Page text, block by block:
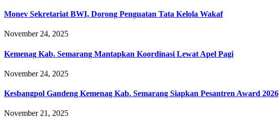
Monev Sekretariat BWI, Dorong Penguatan Tata Kelola Wakaf
November 24, 2025
Kemenag Kab. Semarang Mantapkan Koordinasi Lewat Apel Pagi
November 24, 2025
Kesbangpol Gandeng Kemenag Kab. Semarang Siapkan Pesantren Award 2026
November 21, 2025